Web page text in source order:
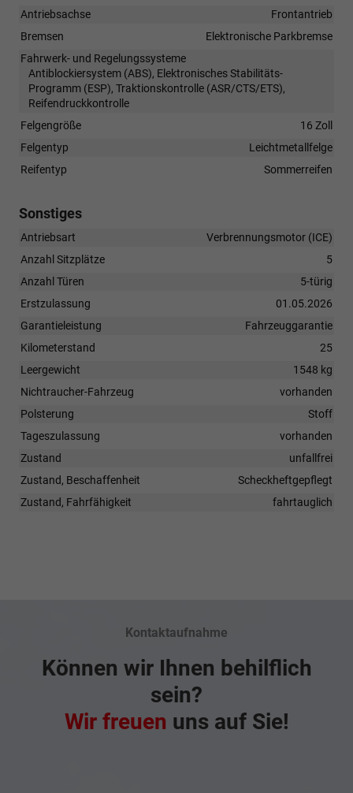
Antriebsachse
Frontantrieb
Bremsen
Elektronische Parkbremse
Fahrwerk- und Regelungssysteme
Antiblockiersystem (ABS), Elektronisches Stabilitäts-
Programm (ESP), Traktionskontrolle (ASR/CTS/ETS),
Reifendruckkontrolle
Felgengröße
16 Zoll
Felgentyp
Leichtmetallfelge
Reifentyp
Sommerreifen
Sonstiges
Antriebsart
Verbrennungsmotor (ICE)
Anzahl Sitzplätze
5
Anzahl Türen
5-türig
Erstzulassung
01.05.2026
Garantieleistung
Fahrzeuggarantie
Kilometerstand
25
Leergewicht
1548 kg
Nichtraucher-Fahrzeug
vorhanden
Polsterung
Stoff
Tageszulassung
vorhanden
Zustand
unfallfrei
Zustand, Beschaffenheit
Scheckheftgepflegt
Zustand, Fahrfähigkeit
fahrtauglich
Kontaktaufnahme
Können wir Ihnen behilflich
sein?
Wir freuen uns auf Sie!